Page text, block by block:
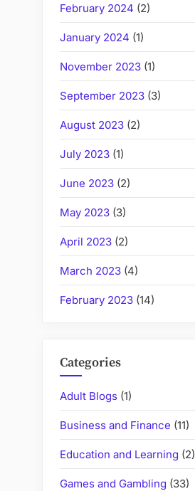
February 2024 (2)
January 2024 (1)
November 2023 (1)
September 2023 (3)
August 2023 (2)
July 2023 (1)
June 2023 (2)
May 2023 (3)
April 2023 (2)
March 2023 (4)
February 2023 (14)
Categories
Adult Blogs (1)
Business and Finance (11)
Education and Learning (2)
Games and Gambling (33)